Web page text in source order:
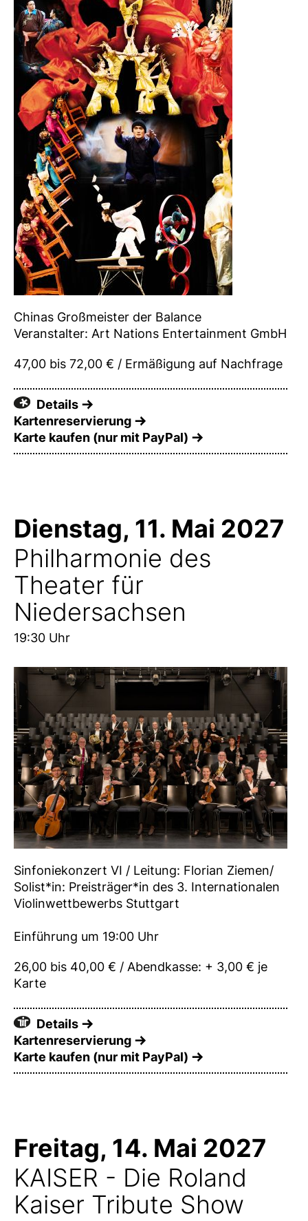
Chinas Großmeister der Balance
Veranstalter: Art Nations Entertainment GmbH
47,00 bis 72,00 € / Ermäßigung auf Nachfrage
Details
Kartenreservierung
Karte kaufen (nur mit PayPal)
Dienstag, 11. Mai 2027
Philharmonie des
Theater für
Niedersachsen
19:30 Uhr
Sinfoniekonzert VI / Leitung: Florian Ziemen/
Solist*in: Preisträger*in des 3. Internationalen
Violinwettbewerbs Stuttgart
Einführung um 19:00 Uhr
26,00 bis 40,00 € / Abendkasse: + 3,00 € je
Karte
Details
Kartenreservierung
Karte kaufen (nur mit PayPal)
Freitag, 14. Mai 2027
KAISER - Die Roland
Kaiser Tribute Show